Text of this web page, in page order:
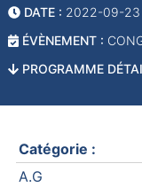
DATE : 2022-09-23
ÉVÈNEMENT :
PROGRAMME
Catégorie :
A.G